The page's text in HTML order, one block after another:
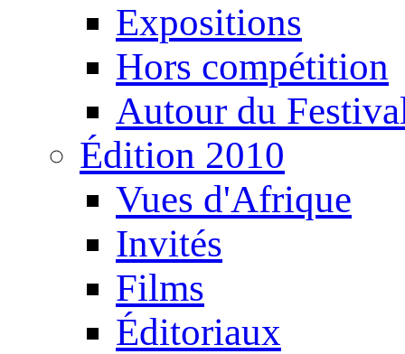
Expositions
Hors compétition
Autour du
Édition 2010
Vues d'Afrique
Invités
Films
Éditoriaux